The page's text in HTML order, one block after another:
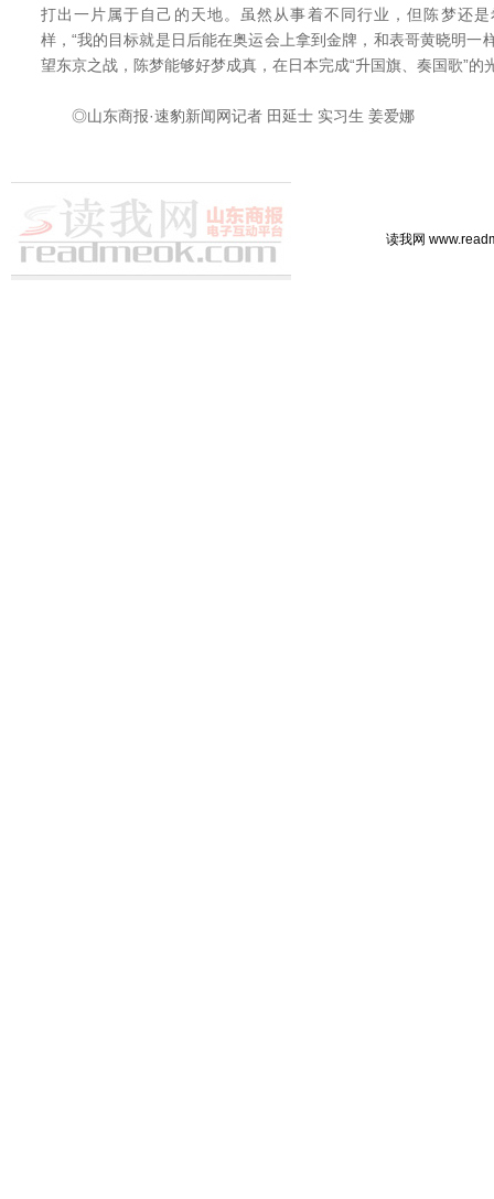
打出一片属于自己的天地。虽然从事着不同行业，但陈梦还
样，“我的目标就是日后能在奥运会上拿到金牌，和表哥黄晓明一
望东京之战，陈梦能够好梦成真，在日本完成“升国旗、奏国歌”的
◎山东商报·速豹新闻网记者 田延士 实习生 姜爱娜
读我网